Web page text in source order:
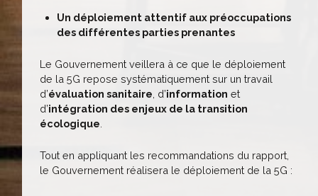
Un déploiement attentif aux préoccupations
des différentes parties prenantes
Le Gouvernement veillera à ce que le déploiement
de la 5G repose systématiquement sur un travail
d’évaluation sanitaire , d’information et
d’intégration des enjeux de la transition
écologique
Tout en appliquant les recommandations du rapport,
le Gouvernement réalisera le déploiement de la 5G :